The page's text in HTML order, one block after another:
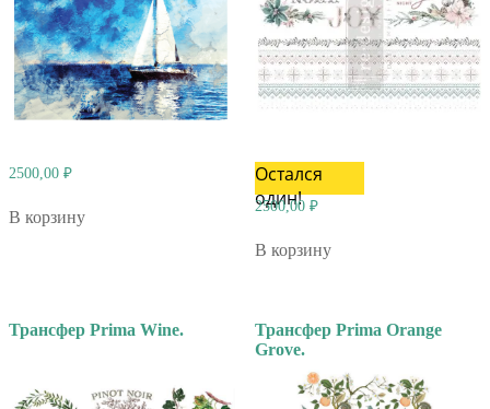
2500,00 ₽
В корзину
Остался
один!
2500,00 ₽
В корзину
Трансфер Prima Wine.
Трансфер Prima Orange
Grove.